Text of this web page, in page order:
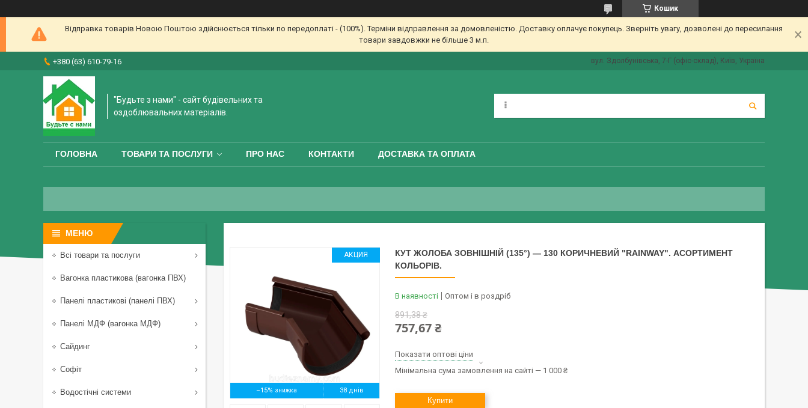
Кошик
Відправка товарів Новою Поштою здійснюється тільки по передоплаті - (100%). Терміни відправлення за домовленістю. Доставку оплачує покупець. Зверніть увагу, дозволені до пересилання
товари завдовжки не більше 3 м.п.
+380 (63) 610-79-16 вул. Здолбунівська, 7-Г (офіс-склад), Київ, Україна
"Будьте з нами" - сайт будівельних та
оздоблювальних матеріалів.
ГОЛОВНА ТОВАРИ ТА ПОСЛУГИ ПРО НАС КОНТАКТИ ДОСТАВКА ТА ОПЛАТА
–15% 38 днів
АКЦИЯ
КУТ ЖОЛОБА ЗОВНІШНІЙ (135°) — 130 КОРИЧНЕВИЙ "RAINWAY". АСОРТИМЕНТ
КОЛЬОРІВ.
В наявності Оптом і в роздріб
891,38 ₴
757,67 ₴
Показати оптові ціни
Мінімальна сума замовлення на сайті — 1 000 ₴
Купити
Всі товари та послуги
Вагонка пластикова (вагонка ПВХ)
Панелі пластикові (панелі ПВХ)
Панелі МДФ (вагонка МДФ)
Сайдинг
Софіт
Водостічні системи